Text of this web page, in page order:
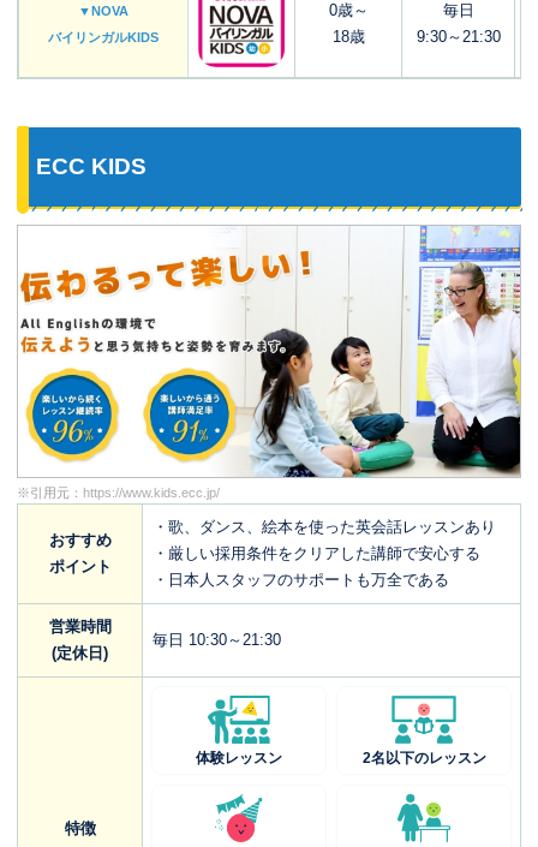
▼NOVA
バイリンガルKIDS
0歳～
18歳
毎日
9:30～21:30
ECC KIDS
※引用元： https://www.kids.ecc.jp/
おすすめ
ポイント
・歌、ダンス、絵本を使った英会話レッスンあり
・厳しい採用条件をクリアした講師で安心する
・日本人スタッフのサポートも万全である
営業時間
(定休日)
毎日 10:30～21:30
特徴
体験レッスン 2名以下のレッスン